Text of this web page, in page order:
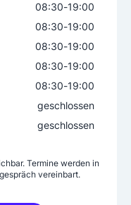
08:30-19:00
08:30-19:00
08:30-19:00
08:30-19:00
08:30-19:00
geschlossen
geschlossen
Termine werden in
vereinbart.